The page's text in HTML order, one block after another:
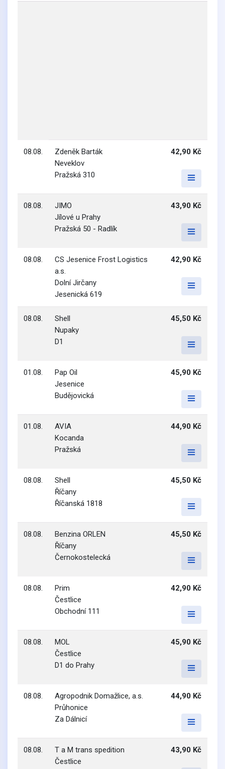
08.08.
Zdeněk Barták
Neveklov
Pražská 310
42,90 Kč
08.08.
JIMO
Jílové u Prahy
Pražská 50 - Radlík
43,90 Kč
08.08.
CS Jesenice Frost Logistics
a.s.
Dolní Jirčany
Jesenická 619
42,90 Kč
08.08.
Shell
Nupaky
D1
45,50 Kč
01.08.
Pap Oil
Jesenice
Budějovická
45,90 Kč
01.08.
AVIA
Kocanda
Pražská
44,90 Kč
08.08.
Shell
Říčany
Říčanská 1818
45,50 Kč
08.08.
Benzina ORLEN
Říčany
Černokostelecká
45,50 Kč
08.08.
Prim
Čestlice
Obchodní 111
42,90 Kč
08.08.
MOL
Čestlice
D1 do Prahy
45,90 Kč
08.08.
Agropodnik Domažlice, a.s.
Průhonice
Za Dálnicí
44,90 Kč
08.08.
T a M trans spedition
Čestlice
43,90 Kč